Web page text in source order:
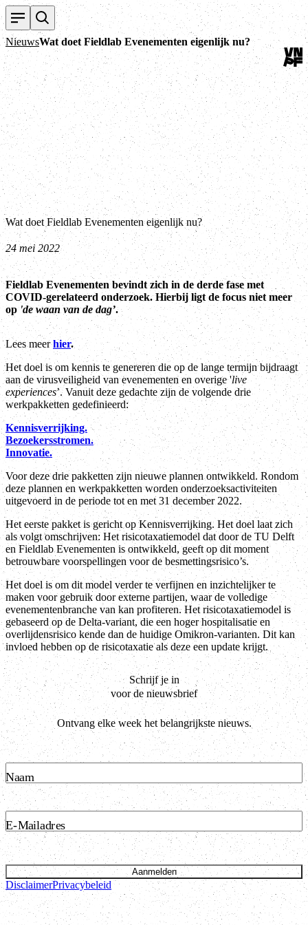
NieuwsWat doet Fieldlab Evenementen eigenlijk nu?
Wat doet Fieldlab Evenementen eigenlijk nu?
24 mei 2022
Fieldlab Evenementen bevindt zich in de derde fase met
COVID-gerelateerd onderzoek. Hierbij ligt de focus niet meer
op'de waan van de dag’.
Lees meerhier.
Het doel is om kennis te genereren die op de lange termijn bijdraagt
aan de virusveiligheid van evenementen en overige 'live
experiences’. Vanuit deze gedachte zijn de volgende drie
werkpakketten gedefinieerd:
Kennisverrijking.
Bezoekersstromen.
Innovatie.
Voor deze drie pakketten zijn nieuwe plannen ontwikkeld. Rondom
deze plannen en werkpakketten worden onderzoeksactiviteiten
uitgevoerd in de periode tot en met 31 december 2022.
Het eerste pakket is gericht op Kennisverrijking. Het doel laat zich
als volgt omschrijven: Het risicotaxatiemodel dat door de TU Delft
en Fieldlab Evenementen is ontwikkeld, geeft op dit moment
betrouwbare voorspellingen voor de besmettingsrisico’s.
Het doel is om dit model verder te verfijnen en inzichtelijker te
maken voor gebruik door externe partijen, waar de volledige
evenementenbranche van kan profiteren. Het risicotaxatiemodel is
gebaseerd op de Delta-variant, die een hoger hospitalisatie en
overlijdensrisico kende dan de huidige Omikron-varianten. Dit kan
invloed hebben op de risicotaxatie als deze een update krijgt.
Schrijf je in
voor de nieuwsbrief
Ontvang elke week het belangrijkste nieuws.
Naam
E-Mailadres
Aanmelden
DisclaimerPrivacybeleid